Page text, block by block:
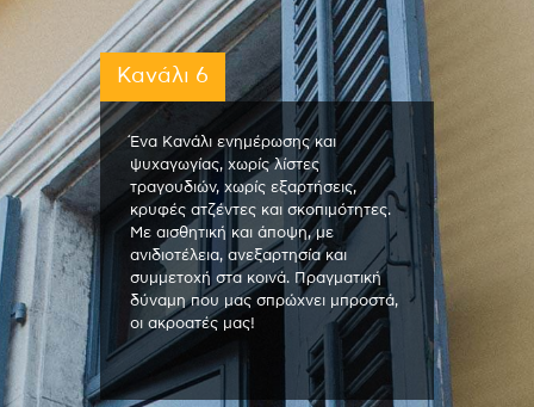
Κανάλι 6
Ένα Κανάλι ενημέρωσης και
ψυχαγωγίας, χωρίς λίστες
τραγουδιών, χωρίς εξαρτήσεις,
κρυφές ατζέντες και σκοπιμότητες.
Με αισθητική και άποψη, με
ανιδιοτέλεια, ανεξαρτησία και
συμμετοχή στα κοινά. Πραγματική
δύναμη που μας σπρώχνει μπροστά,
οι ακροατές μας!